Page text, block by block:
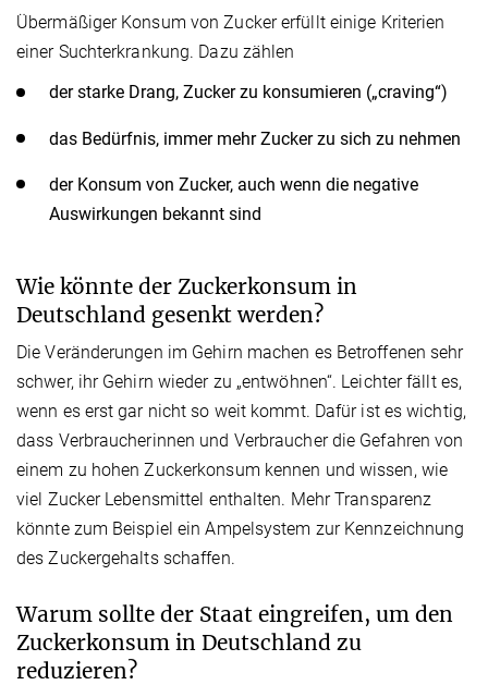
Übermäßiger Konsum von Zucker erfüllt einige Kriterien
einer Suchterkrankung. Dazu zählen
der starke Drang, Zucker zu konsumieren („craving“)
das Bedürfnis, immer mehr Zucker zu sich zu nehmen
der Konsum von Zucker, auch wenn die negative
Auswirkungen bekannt sind
Wie könnte der Zuckerkonsum in
Deutschland gesenkt werden?
Die Veränderungen im Gehirn machen es Betroffenen sehr
schwer, ihr Gehirn wieder zu „entwöhnen“. Leichter fällt es,
wenn es erst gar nicht so weit kommt. Dafür ist es wichtig,
dass Verbraucherinnen und Verbraucher die Gefahren von
einem zu hohen Zuckerkonsum kennen und wissen, wie
viel Zucker Lebensmittel enthalten. Mehr Transparenz
könnte zum Beispiel ein Ampelsystem zur Kennzeichnung
des Zuckergehalts schaffen.
Warum sollte der Staat eingreifen, um den
Zuckerkonsum in Deutschland zu
reduzieren?